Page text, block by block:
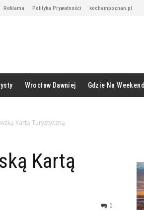
Reklama Polityka Prywatności kochampoznan.pl
Wrocław Dawniej Gdzie Na Weekend
Kartą Turystyczną
Kartą
0